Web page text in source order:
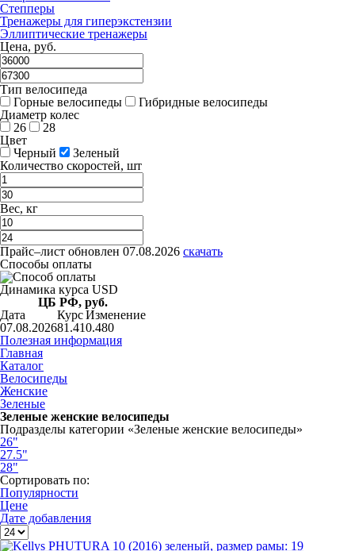
Степперы
Тренажеры для гиперэкстензии
Эллиптические тренажеры
Цена, руб.
Тип велосипеда
Горные велосипеды
Гибридные велосипеды
Диаметр колес
26
28
Цвет
Черный
Зеленый
Количество скоростей, шт
Вес, кг
Прайс–лист обновлен 07.08.2026 скачать
Способы оплаты
Динамика курса USD
ЦБ РФ, руб.
Дата
КурсИзменение
07.08.202681.410.480
Полезная информация
Главная
Каталог
Велосипеды
Женские
Зеленые
Зеленые женские велосипеды
Подразделы категории «Зеленые женские велосипеды»
26"
27.5"
28"
Сортировать по:
Популярности
Цене
Дате добавления